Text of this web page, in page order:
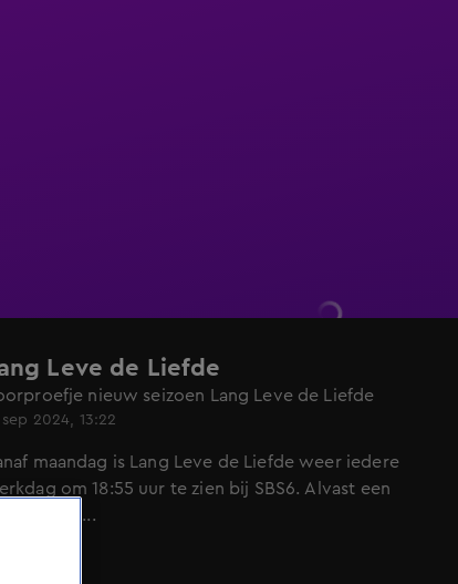
Leve de Liefde
nieuw seizoen Lang Leve de Liefde
sep 2024, 13:22
maandag is Lang Leve de Liefde weer iedere
om 18:55 uur te zien bij SBS6. Alvast een